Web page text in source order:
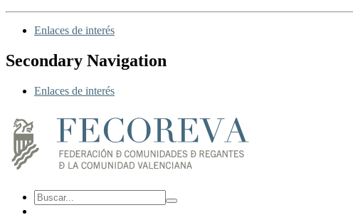
Enlaces de interés
Secondary Navigation
Enlaces de interés